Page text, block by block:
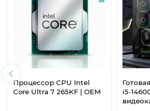
Процессор CPU Intel
Core Ultra 7 265KF | OEM
i5-